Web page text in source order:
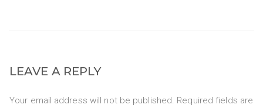
LEAVE A REPLY
Your email address will not be published. Required fields are